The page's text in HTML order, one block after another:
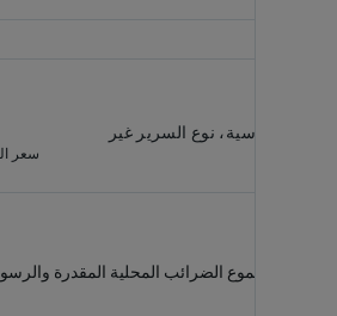
غرفة قياسية، نوع السرير غير
سعر
يشمل المجموع الضرائب المحلية المقدرة